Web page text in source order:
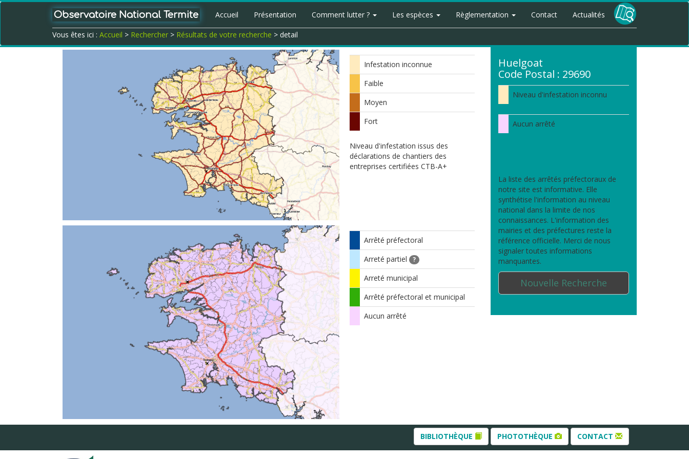
Observatoire National Termite Accueil Présentation Comment lutter ? Les espèces Règlementation Contact Actualités
Vous êtes ici : Accueil > Rechercher > Résultats de votre recherche > detail
Infestation inconnue
Faible
Moyen
Fort
Niveau d'infestation issus des
déclarations de chantiers des
entreprises certifiées CTB-A+
Arrêté préfectoral
Arreté partiel
?
Arreté municipal
Arrêté préfectoral et municipal
Aucun arrêté
Huelgoat
Code Postal : 29690
Niveau d'infestation inconnu
Aucun arrêté
La liste des arrêtés préfectoraux de
notre site est informative. Elle
synthétise l'information au niveau
national dans la limite de nos
connaissances. L'information des
mairies et des préfectures reste la
référence officielle. Merci de nous
signaler toutes informations
manquantes.
Nouvelle Recherche
BIBLIOTHÈQUE PHOTOTHÈQUE CONTACT